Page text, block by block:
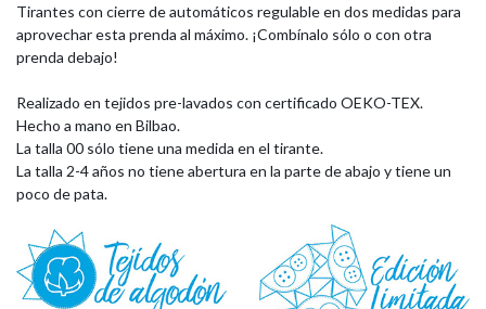
Tirantes con cierre de automáticos regulable en dos medidas para
aprovechar esta prenda al máximo. ¡Combínalo sólo o con otra
prenda debajo!
Realizado en tejidos pre-lavados con certificado OEKO-TEX.
Hecho a mano en Bilbao.
La talla 00 sólo tiene una medida en el tirante.
La talla 2-4 años no tiene abertura en la parte de abajo y tiene un
poco de pata.